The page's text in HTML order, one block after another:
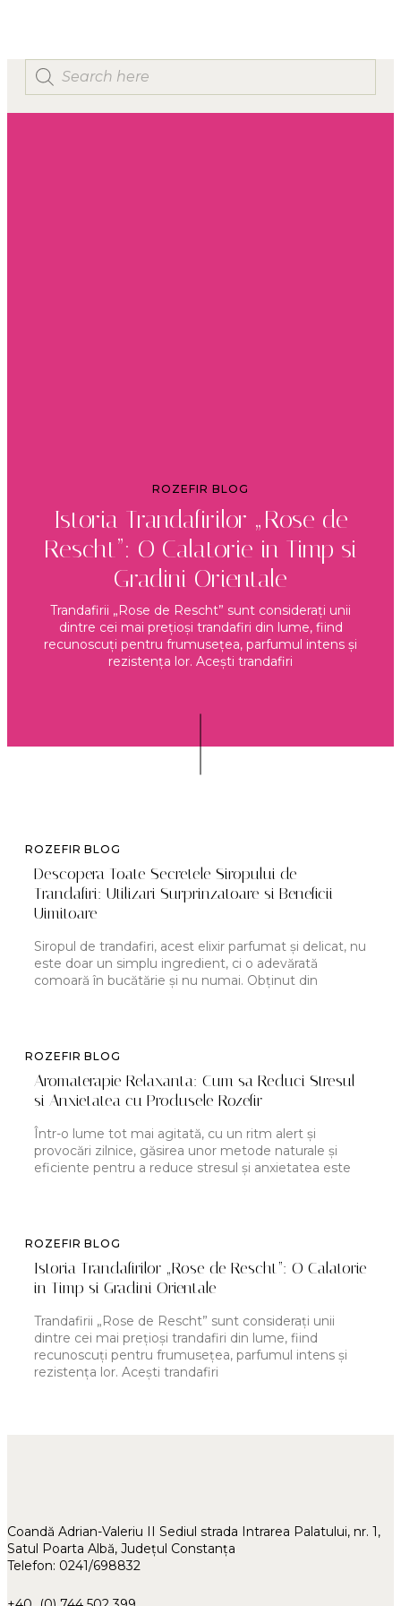
ROZEFIR BLOG
Istoria Trandafirilor „Rose de
Rescht”: O Calatorie in Timp si
Gradini Orientale
Trandafirii „Rose de Rescht” sunt considerați unii
dintre cei mai prețioși trandafiri din lume, fiind
recunoscuți pentru frumusețea, parfumul intens și
rezistența lor. Acești trandafiri
ROZEFIR BLOG
Descopera Toate Secretele Siropului de
Trandafiri: Utilizari Surprinzatoare si Beneficii
Uimitoare
Siropul de trandafiri, acest elixir parfumat și delicat, nu
este doar un simplu ingredient, ci o adevărată
comoară în bucătărie și nu numai. Obținut din
ROZEFIR BLOG
Aromaterapie Relaxanta: Cum sa Reduci Stresul
si Anxietatea cu Produsele Rozefir
Într-o lume tot mai agitată, cu un ritm alert și
provocări zilnice, găsirea unor metode naturale și
eficiente pentru a reduce stresul și anxietatea este
ROZEFIR BLOG
Istoria Trandafirilor „Rose de Rescht”: O Calatorie
in Timp si Gradini Orientale
Trandafirii „Rose de Rescht” sunt considerați unii
dintre cei mai prețioși trandafiri din lume, fiind
recunoscuți pentru frumusețea, parfumul intens și
rezistența lor. Acești trandafiri
Coandă Adrian-Valeriu II Sediul strada Intrarea Palatului, nr. 1,
Satul Poarta Albă, Județul Constanța
Telefon: 0241/698832